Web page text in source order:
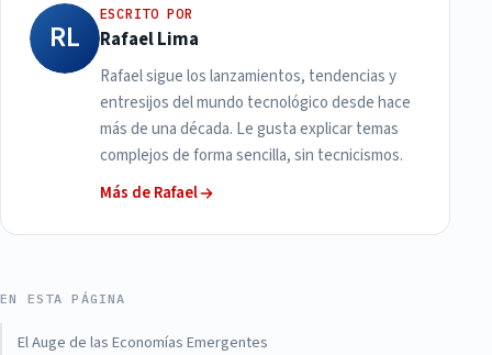
RL
ESCRITO POR
Rafael Lima
Rafael sigue los lanzamientos, tendencias y
entresijos del mundo tecnológico desde hace
más de una década. Le gusta explicar temas
complejos de forma sencilla, sin tecnicismos.
Más de Rafael
EN ESTA PÁGINA
El Auge de las Economías Emergentes